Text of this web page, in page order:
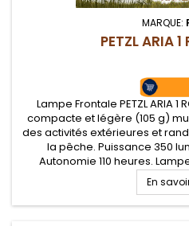
MARQUE:
PETZL ARIA 1
Lampe Frontale PETZL ARIA
compacte et légère (105 g)
des activités extérieures et
la pêche. Puissance 350
Autonomie 110 heures.
alimentation sur piles ou
d'éclairage
En